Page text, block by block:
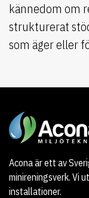
kännedom om
strukturerat
som äger eller
Acona är ett av
minireningsverk. Vi
installationer.